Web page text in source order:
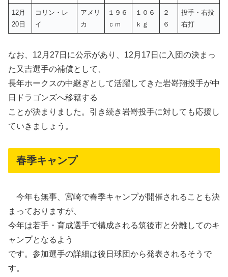
12月
20日
コリン・レ
イ
アメリ
カ
１９６
ｃｍ
１０６
ｋｇ
２
６
投手・右投
右打
なお、12月27日に公示があり、12月17日に入団の決まっ
た又吉選手の補償として、
長年ホークスの中継ぎとして活躍してきた岩嵜翔投手が中
日ドラゴンズへ移籍する
ことが決まりました。引き続き岩嵜投手に対しても応援し
ていきましょう。
春季キャンプ
今年も無事、宮崎で春季キャンプが開催されることも決
まっておりますが、
今年は若手・育成選手で構成される筑後市と分離してのキ
ャンプとなるよう
です。参加選手の詳細は後日球団から発表されるそうで
す。